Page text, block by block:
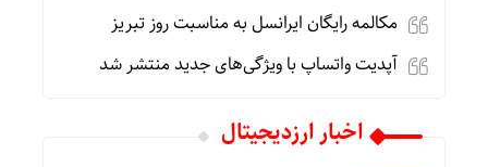
مکالمه رایگان ایرانسل به مناسبت روز تبریز
آپدیت‌ واتساپ با ویژگی‌های جدید منتشر شد
اخبار ارزدیجیتال